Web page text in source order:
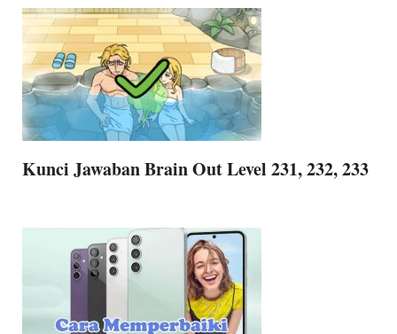
Kunci Jawaban Brain Out Level 231, 232, 233